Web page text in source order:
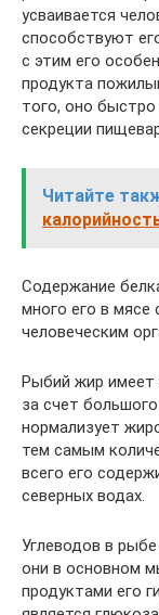
усваивается
способствуют
с этим его
продукта
того, оно
секреции
Читайте
Содержание
много его в мясе
человеческим
Рыбий жир имеет
за счет
нормализует
тем самым
всего его
северных водах.
Углеводов в
они в основном
продуктами его